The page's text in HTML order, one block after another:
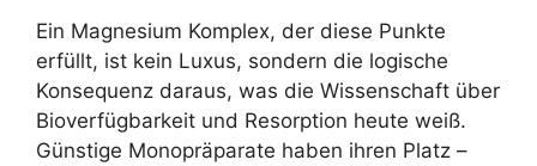
Ein Magnesium Komplex, der diese Punkte
erfüllt, ist kein Luxus, sondern die logische
Konsequenz daraus, was die Wissenschaft über
Bioverfügbarkeit und Resorption heute weiß.
Günstige Monopräparate haben ihren Platz –